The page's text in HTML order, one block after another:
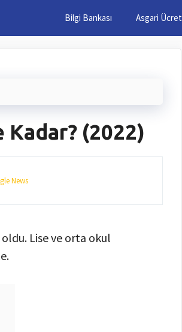
Bilgi Bankası Asgari Ücret
(2022)
News
Lise ve orta okul